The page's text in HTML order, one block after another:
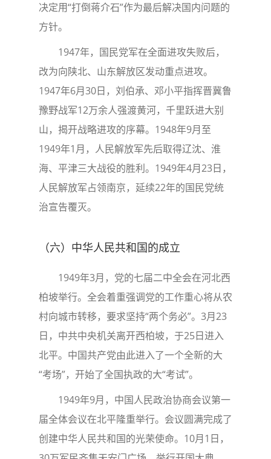
决定用“打倒蒋介石”作为最后解决国内问题的
方针。
1947年，国民党军在全面进攻失败后，
改为向陕北、山东解放区发动重点进攻。
1947年6月30日，刘伯承、邓小平指挥晋冀鲁
豫野战军12万余人强渡黄河，千里跃进大别
山，揭开战略进攻的序幕。1948年9月至
1949年1月，人民解放军先后取得辽沈、淮
海、平津三大战役的胜利。1949年4月23日，
人民解放军占领南京，延续22年的国民党统
治宣告覆灭。
（六）中华人民共和国的成立
1949年3月，党的七届二中全会在河北西
柏坡举行。全会着重强调党的工作重心将从农
村向城市转移，要求坚持“两个务必”。3月23
日，中共中央机关离开西柏坡，于25日进入
北平。中国共产党由此进入了一个全新的大
“考场”，开始了全国执政的大“考试”。
1949年9月，中国人民政治协商会议第一
届全体会议在北平隆重举行。会议圆满完成了
创建中华人民共和国的光荣使命。10月1日，